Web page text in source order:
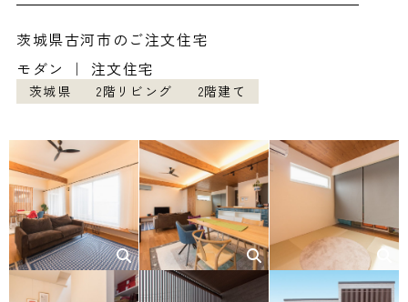
茨城県古河市のご注文住宅
モダン ｜ 注文住宅
茨城県 2階リビング 2階建て